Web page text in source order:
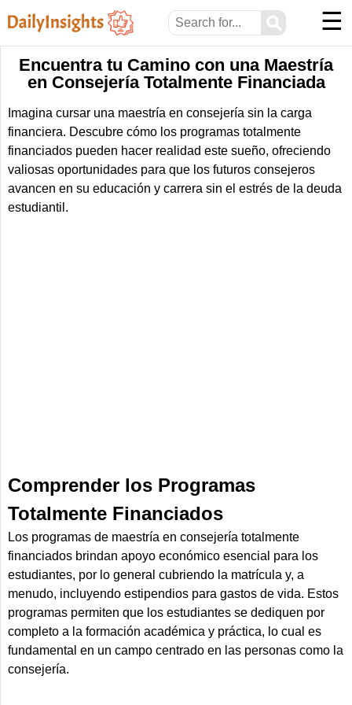
⚲ ☰
Encuentra tu Camino con una Maestría
en Consejería Totalmente Financiada
Imagina cursar una maestría en consejería sin la carga
financiera. Descubre cómo los programas totalmente
financiados pueden hacer realidad este sueño, ofreciendo
valiosas oportunidades para que los futuros consejeros
avancen en su educación y carrera sin el estrés de la deuda
estudiantil.
Comprender los Programas
Totalmente Financiados
Los programas de maestría en consejería totalmente
financiados brindan apoyo económico esencial para los
estudiantes, por lo general cubriendo la matrícula y, a
menudo, incluyendo estipendios para gastos de vida. Estos
programas permiten que los estudiantes se dediquen por
completo a la formación académica y práctica, lo cual es
fundamental en un campo centrado en las personas como la
consejería.